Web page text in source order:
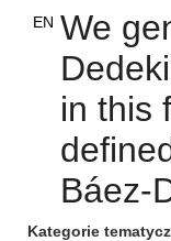
EN We
in this
Báez-
Kategorie